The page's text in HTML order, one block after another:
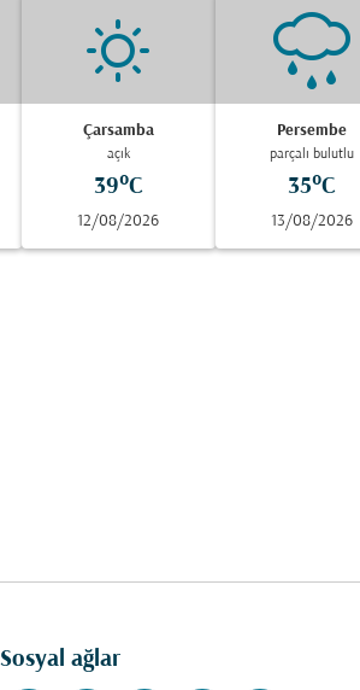
Çarsamba
açık
39°C
12/08/2026
Persembe
parçalı bulutlu
35°C
13/08/2026
Sosyal ağlar